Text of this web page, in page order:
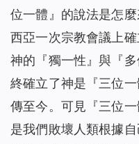
位一體』的說法是怎
西亞一次宗教會議上
神的『獨一性』與『
終確立了神是『三位
傳至今。可見『三位
是我們敗壞人類根據